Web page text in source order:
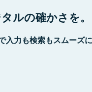
ルの確かさを。
入力も検索もスムーズ